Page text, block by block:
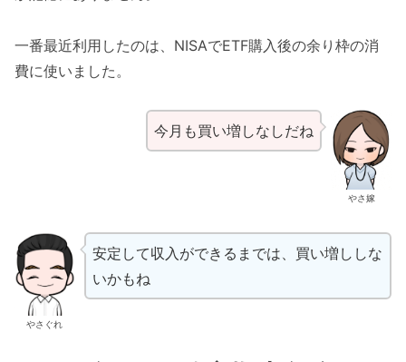
一番最近利用したのは、NISAでETF購入後の余り枠の消
費に使いました。
やさ嫁
今月も買い増しなしだね
やさぐれ
安定して収入ができるまでは、買い増ししな
いかもね